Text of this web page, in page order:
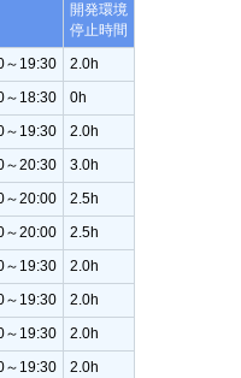
開発環境
停止時間
～19:30
2.0h
～18:30
0h
～19:30
2.0h
～20:30
3.0h
～20:00
2.5h
～20:00
2.5h
～19:30
2.0h
～19:30
2.0h
～19:30
2.0h
～19:30
2.0h